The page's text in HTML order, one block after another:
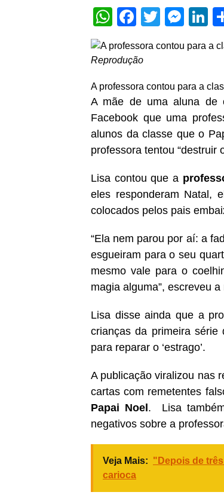
WhatsApp
Facebook
Twitter
Reprodução
A professora contou para a
A mãe de uma aluna de
Facebook que uma
alunos da classe que o
professora tentou “destruir
Lisa contou que a
eles responderam Natal,
colocados pelos pais
“Ela nem parou por aí: a
esgueiram para o seu
mesmo vale para o
magia alguma”, escreveu a
Lisa disse ainda que a
crianças da primeira
para reparar o ‘estrago’.
A publicação viralizou nas
cartas com remetentes
Papai Noel. Lisa
negativos sobre a
Veja Mais: "Depois de
carioca